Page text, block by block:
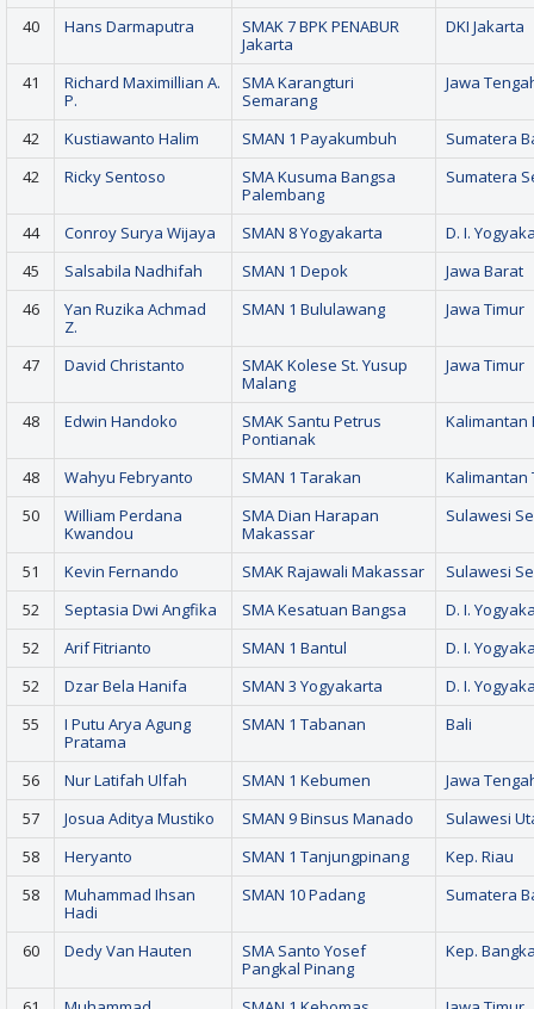
40 Hans Darmaputra
SMAK 7 BPK PENABUR
Jakarta
DKI Jakarta
41
Richard Maximillian A.
P.
SMA Karangturi
Semarang
Jawa
42 Kustiawanto Halim SMAN 1 Payakumbuh
Sumatera
42
Ricky Sentoso
SMA Kusuma Bangsa
Palembang
Sumatera
44 Conroy Surya Wijaya SMAN 8 Yogyakarta
D. I.
45
Salsabila Nadhifah SMAN 1 Depok
Jawa Barat
46
Yan Ruzika Achmad
Z.
SMAN 1 Bululawang Jawa Timur
47 David Christanto
SMAK Kolese St. Yusup
Malang
Jawa Timur
48 Edwin Handoko
SMAK Santu Petrus
Pontianak
Kalimantan
48 Wahyu Febryanto SMAN 1 Tarakan
Kalimantan
50
William Perdana
Kwandou
SMA Dian Harapan
Makassar
Sulawesi
51 Kevin Fernando SMAK Rajawali Makassar
Sulawesi
52
Septasia Dwi Angfika SMA Kesatuan Bangsa
D. I.
52
Arif Fitrianto SMAN 1 Bantul
D. I.
52
Dzar Bela Hanifa SMAN 3 Yogyakarta
D. I.
55
I Putu Arya Agung
Pratama
SMAN 1 Tabanan Bali
56 Nur Latifah Ulfah SMAN 1 Kebumen
Jawa
57
Josua Aditya Mustiko SMAN 9 Binsus Manado
Sulawesi
58
Heryanto SMAN 1 Tanjungpinang
Kep. Riau
58
Muhammad Ihsan
Hadi
SMAN 10 Padang Sumatera
60 Dedy Van Hauten
SMA Santo Yosef
Pangkal Pinang
Kep.